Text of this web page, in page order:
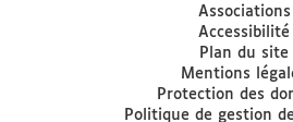
Associations
Accessibilité
Plan du site
Mentions
Protection des
Politique de gestion